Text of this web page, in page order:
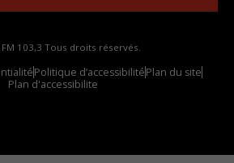
103,3 Tous droits réservés.
Politique d’accessibilitéPlan du site
Plan d'accessibilite